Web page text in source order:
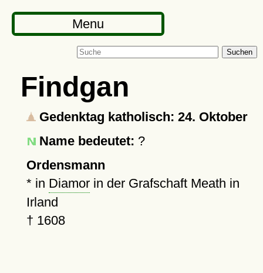
Menu
Suchen
Findgan
Gedenktag katholisch: 24. Oktober
Name bedeutet: ?
Ordensmann
* in Diamorin der Grafschaft Meath in
Irland
† 1608